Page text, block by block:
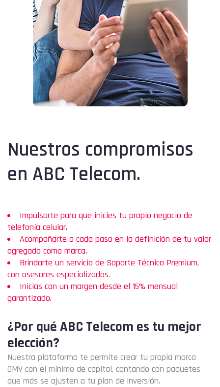
Nuestros compromisos
en ABC Telecom.
Impulsarte para que inicies tu propio negocio de
telefonía celular.
Acompañarte a cada paso en la definición de tu valor
agregado como marca.
Brindarte un servicio de Soporte Técnico Premium,
con asesores especializados.
Inicias con un margen desde el 15% mensual
garantizado.
¿Por qué ABC Telecom es tu mejor
elección?
Nuestra plataforma te permite crear tu propia marca
OMV con el mínimo de capital, contando con paquetes
que más se ajusten a tu plan de inversión.